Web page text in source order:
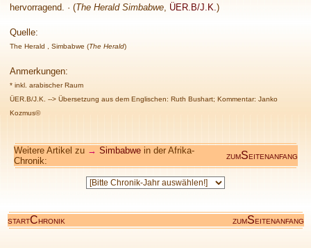
hervorragend. · (The Herald Simbabwe, ÜER.B/J.K.)
Quelle:
The Herald , Simbabwe (The Herald)
Anmerkungen:
* inkl. arabischer Raum
ÜER.B/J.K. --> Übersetzung aus dem Englischen: Ruth Bushart; Kommentar: Janko
Kozmus©
Weitere Artikel zu → Simbabwein der Afrika-
Chronik:
ZUMSEITENANFANG
STARTCHRONIK ZUMSEITENANFANG